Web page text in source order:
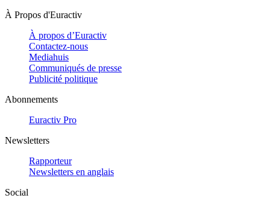
À Propos d'Euractiv
À propos d’Euractiv
Contactez-nous
Mediahuis
Communiqués de presse
Publicité politique
Abonnements
Euractiv Pro
Newsletters
Rapporteur
Newsletters en anglais
Social